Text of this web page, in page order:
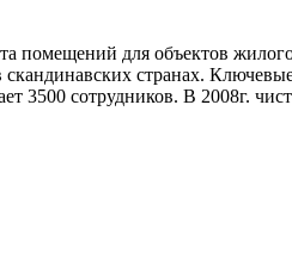
для объектов
странах.
сотрудников. В 2008г.